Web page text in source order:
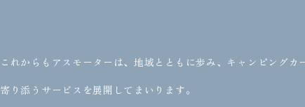
これからもアスモーターは、地域とともに歩み、キャンピング
寄り添うサービスを展開してまいります。